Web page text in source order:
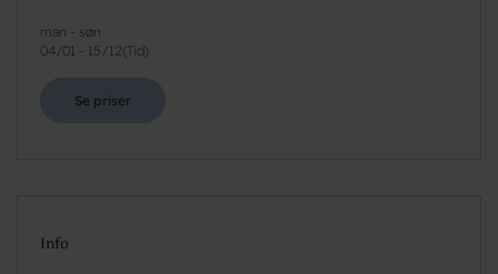
man - søn
04/01 - 15/12( Tid)
Se priser
Info